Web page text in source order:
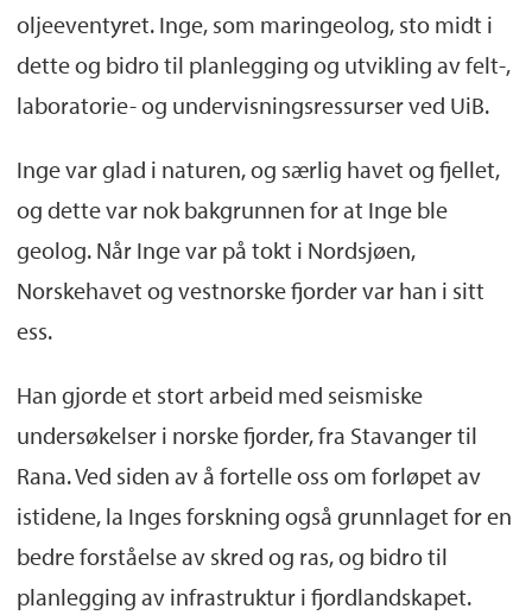
oljeeventyret. Inge, som maringeolog, sto midt i
dette og bidro til planlegging og utvikling av felt-,
laboratorie- og undervisningsressurser ved UiB.
Inge var glad i naturen, og særlig havet og fjellet,
og dette var nok bakgrunnen for at Inge ble
geolog. Når Inge var på tokt i Nordsjøen,
Norskehavet og vestnorske fjorder var han i sitt
ess.
Han gjorde et stort arbeid med seismiske
undersøkelser i norske fjorder, fra Stavanger til
Rana. Ved siden av å fortelle oss om forløpet av
istidene, la Inges forskning også grunnlaget for en
bedre forståelse av skred og ras, og bidro til
planlegging av infrastruktur i fjordlandskapet.